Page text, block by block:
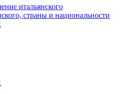
итальянского
страны и национальности